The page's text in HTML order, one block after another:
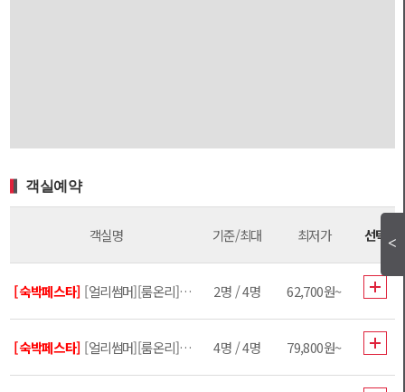
객실예약
객실명 기준/최대 최저가 선택
[숙박페스타] [얼리썸머][룸온리]디럭스 더블 2명 / 4명 62,700원~
[숙박페스타] [얼리썸머][룸온리]디럭스 패밀리 트윈 4명 / 4명 79,800원~